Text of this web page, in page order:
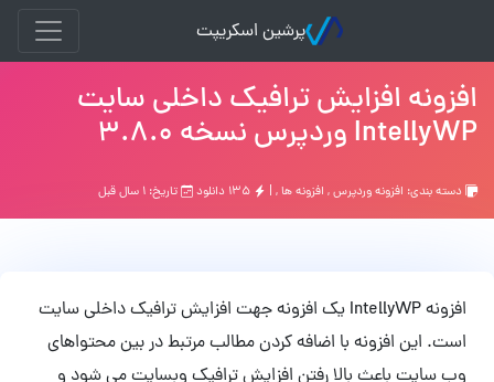
پرشین اسکریپت
افزونه افزایش ترافیک داخلی سایت
IntellyWP وردپرس نسخه 3.8.0
دسته بندی: افزونه وردپرس, افزونه ها, | تاریخ: ۱ سال قبل
افزونه IntellyWP یک افزونه جهت افزایش ترافیک داخلی سایت
است. این افزونه با اضافه کردن مطالب مرتبط در بین محتواهای
وب سایت باعث بالا رفتن افزایش ترافیک وبسایت می شود و